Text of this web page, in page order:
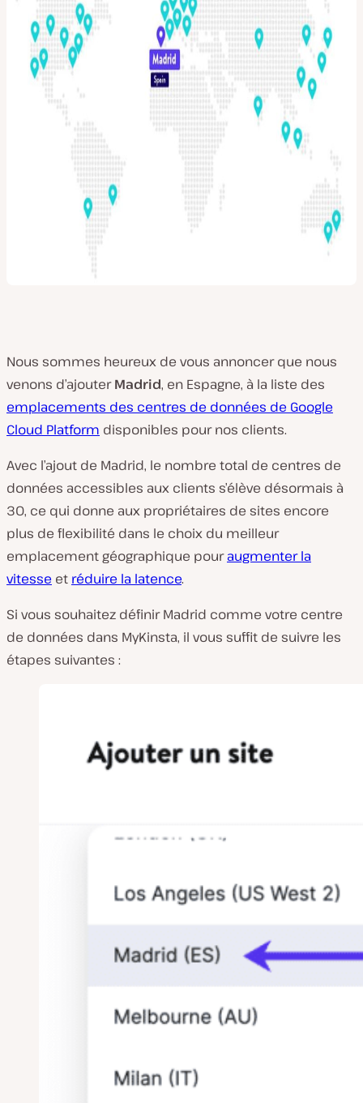
Nous sommes heureux de vous annoncer que nous
venons d’ajouterMadrid, en Espagne, à la liste des
emplacements des centres de données de Google
Cloud Platform disponibles pour nos clients.
Avec l’ajout de Madrid, le nombre total de centres de
données accessibles aux clients s’élève désormais à
30, ce qui donne aux propriétaires de sites encore
plus de flexibilité dans le choix du meilleur
emplacement géographique pouraugmenter la
vitesse et réduire la latence.
Si vous souhaitez définir Madrid comme votre centre
de données dans MyKinsta, il vous suffit de suivre les
étapes suivantes :